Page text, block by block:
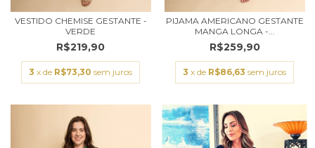
VESTIDO CHEMISE GESTANTE -
VERDE
R$219,90
3 x de R$73,30 sem juros
PIJAMA AMERICANO GESTANTE
MANGA LONGA -...
R$259,90
3 x de R$86,63 sem juros